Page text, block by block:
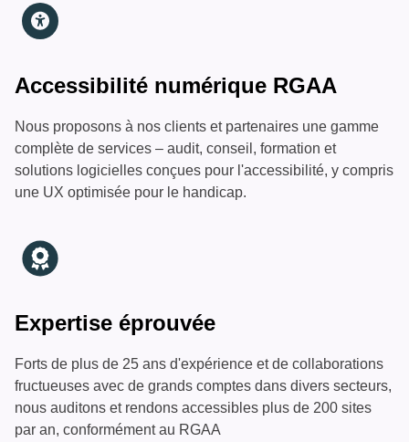
Accessibilité numérique RGAA
Nous proposons à nos clients et partenaires une gamme
complète de services – audit, conseil, formation et
solutions logicielles conçues pour l'accessibilité, y compris
une UX optimisée pour le handicap.
Expertise éprouvée
Forts de plus de 25 ans d'expérience et de collaborations
fructueuses avec de grands comptes dans divers secteurs,
nous auditons et rendons accessibles plus de 200 sites
par an, conformément au RGAA